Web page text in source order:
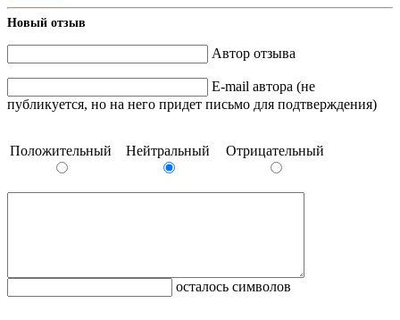
Новый отзыв
Автор отзыва
E-mail автора (не
публикуется, но на него придет письмо для подтверждения)
Положительный Нейтральный Отрицательный
осталось символов